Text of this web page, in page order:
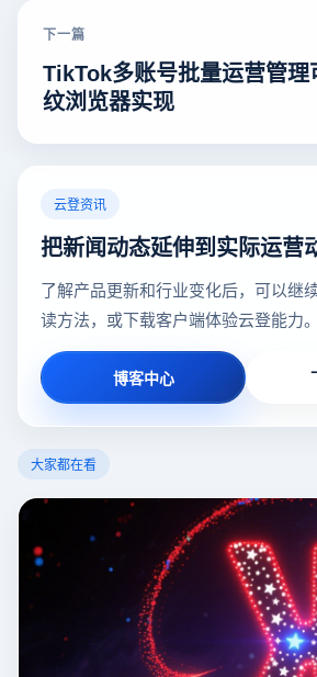
下一篇
TikTok多账号批量运营管理
纹浏览器实现
云登资讯
把新闻动态延伸到实际运营
了解产品更新和行业变化后，可以继
读方法，或下载客户端体验云登能力。
博客中心
大家都在看